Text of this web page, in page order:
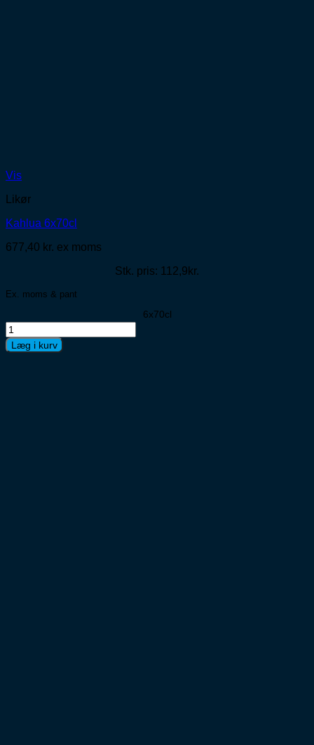
Vis
Likør
Kahlua 6x70cl
677,40 kr. ex moms
Stk. pris: 112,9kr.
Ex. moms & pant
6x70cl
Kahlua
6x70cl
antal
Læg i kurv